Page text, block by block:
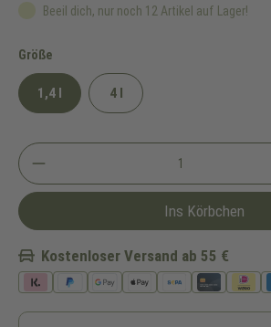
Beeil dich, nur noch 12 Artikel auf Lager!
Größeauswählen
1,4 l 4 l
Ins Körbchen
Kostenloser Versand ab 55 €